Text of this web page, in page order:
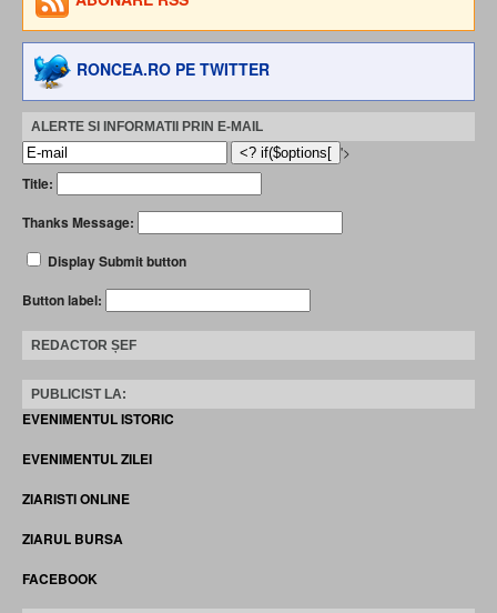
RONCEA.RO PE TWITTER
ALERTE SI INFORMATII PRIN E-MAIL
'>
Title:
Thanks Message:
Display Submit button
Button label:
REDACTOR ȘEF
PUBLICIST LA:
EVENIMENTUL ISTORIC
EVENIMENTUL ZILEI
ZIARISTI ONLINE
ZIARUL BURSA
FACEBOOK